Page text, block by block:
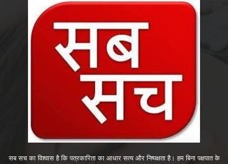
सब सच का विश्वास है कि पत्रकारिता का आधार सत्य और निष्पक्षता है। हम बिना पक्षपात के